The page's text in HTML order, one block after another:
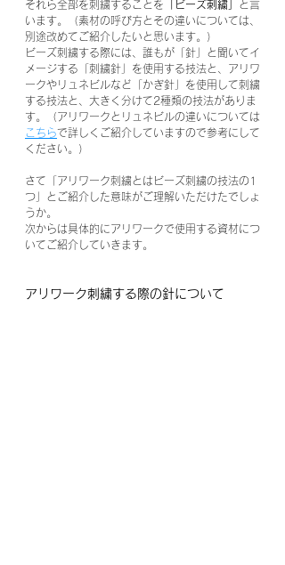
それら全部を刺繍することを 「ビーズ刺繍」 と言
います。（素材の呼び方とその違いについては、
別途改めてご紹介したいと思います。）
ビーズ刺繍する際には、誰もが「針」と聞いてイ
メージする「刺繍針」を使用する技法と、アリワ
ークやリュネビルなど「かぎ針」を使用して刺繍
する技法と、大きく分けて2種類の技法がありま
す。（アリワークとリュネビルの違いについては
こちらで詳しくご紹介していますので参考にして
ください。）
さて「アリワーク刺繍とはビーズ刺繍の技法の1
つ」とご紹介した意味がご理解いただけたでしょ
うか。
次からは具体的にアリワークで使用する資材につ
いてご紹介していきます。
アリワーク刺繍する際の針について